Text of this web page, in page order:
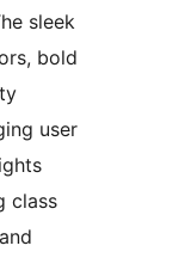
sleek
bold
user
class